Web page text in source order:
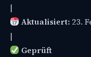
|
Aktualisiert:23.
|
Geprüft